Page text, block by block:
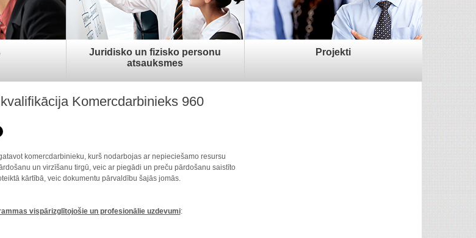
Juridisko un fizisko personu
atsauksmes
Projekti
Komercdarbinieks 960
komercdarbinieku, kurš nodarbojas ar nepieciešamo resursu
un virzīšanu tirgū, veic ar piegādi un preču pārdošanu saistīto
kārtībā, veic dokumentu pārvaldību šajās jomās.
vispārizglītojošie un profesionālie uzdevumi: